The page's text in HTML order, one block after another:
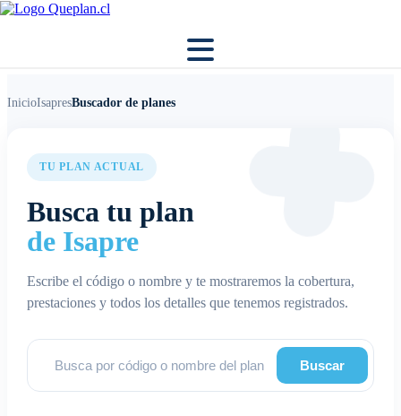
InicioIsapresBuscador de planes
TU PLAN ACTUAL
Busca tu plan
de Isapre
Escribe el código o nombre y te mostraremos la cobertura,
prestaciones y todos los detalles que tenemos registrados.
Buscar